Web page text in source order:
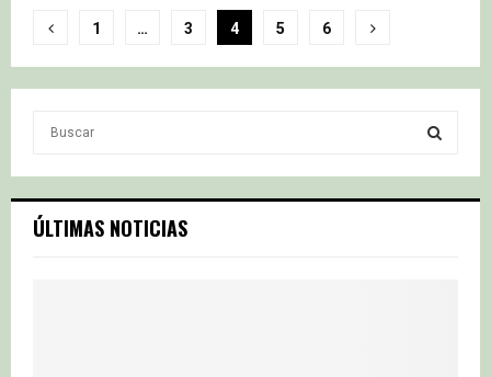
Paginación
de
entradas
1 … 3 4 5 6
c
h
S
ÚLTIMAS NOTICIAS